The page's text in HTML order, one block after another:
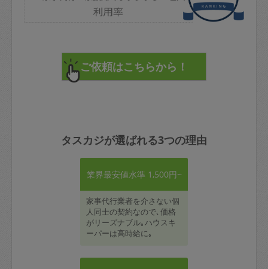
タスカジが選ばれる3つの理由
業界最安値水準 1,500円~
家事代行業者を介さない個
人同士の契約なので､価格
がリーズナブル｡ハウスキ
ーパーは高時給に｡